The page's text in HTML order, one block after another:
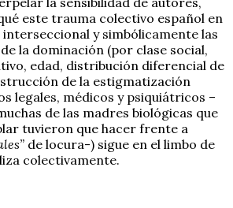
este trauma colectivo español en
interseccional y simbólicamente las
la dominación (por clase social,
edad, distribución diferencial de
de la estigmatización
legales, médicos y psiquiátricos –
de las madres biológicas que
tuvieron que hacer frente a
de locura-) sigue en el limbo de
colectivamente.